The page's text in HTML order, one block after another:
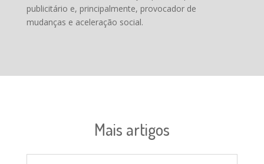
publicitário e, principalmente, provocador de
mudanças e aceleração social.
Mais artigos